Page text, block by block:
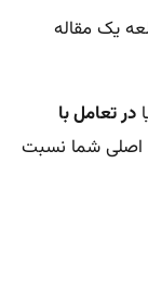
یک مقاله
در تعامل با
اصلی شما نسبت